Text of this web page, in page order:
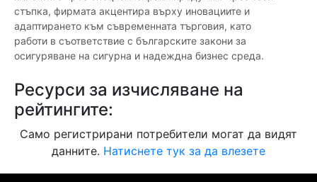
стъпка, фирмата акцентира върху иновациите и
адаптирането към съвременната търговия, като
работи в съответствие с българските закони за
осигуряване на сигурна и надеждна бизнес среда.
Ресурси за изчисляване на
рейтингите:
Само регистрирани потребители могат да видят
данните. Натиснете тук за да влезете